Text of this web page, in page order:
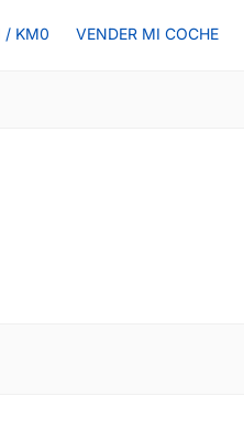
/ KM0 VENDER MI COCHE